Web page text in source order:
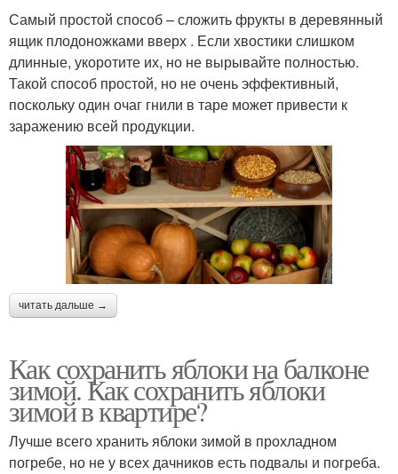
Самый простой способ – сложить фрукты в деревянный
ящик плодоножками вверх . Если хвостики слишком
длинные, укоротите их, но не вырывайте полностью.
Такой способ простой, но не очень эффективный,
поскольку один очаг гнили в таре может привести к
заражению всей продукции.
читать дальше →
Как сохранить яблоки на балконе
зимой. Как сохранить яблоки
зимой в квартире?
Лучше всего хранить яблоки зимой в прохладном
погребе, но не у всех дачников есть подвалы и погреба.